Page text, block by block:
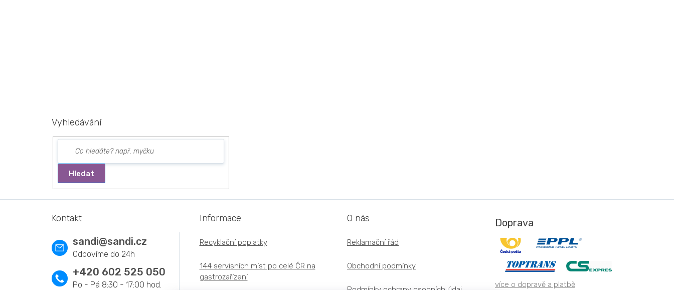
Vyhledávání
Hledat
Kontakt
sandi@sandi.cz
+420 602 525 050
Informace
Recyklační poplatky
144 servisních míst po celé ČR na
gastrozařízení
O nás
Reklamační řád
Obchodní podmínky
Doprava
více o dopravě a platbě